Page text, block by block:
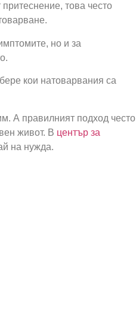
това често
но и за
кои натоварвания са
А правилният подход често
живот. В център за
на нужда.